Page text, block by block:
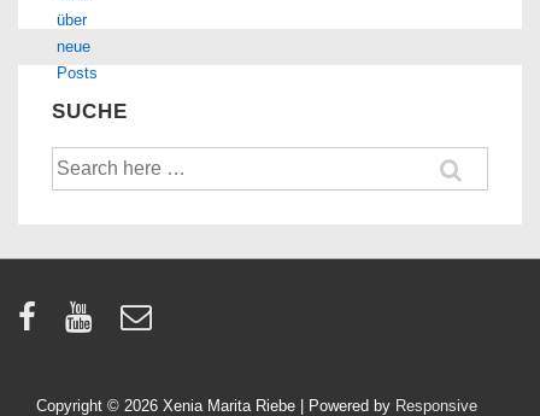
SUCHE
Suche
Copyright © 2026 Xenia Marita Riebe | Powered by Responsive